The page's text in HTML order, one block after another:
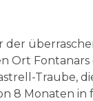
der
Ort
Traube,
8 Monaten in